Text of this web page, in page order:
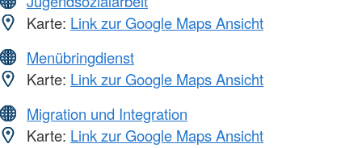
Karte: Link zur Google Maps Ansicht
Menübringdienst
Karte: Link zur Google Maps Ansicht
Migration und Integration
Karte: Link zur Google Maps Ansicht